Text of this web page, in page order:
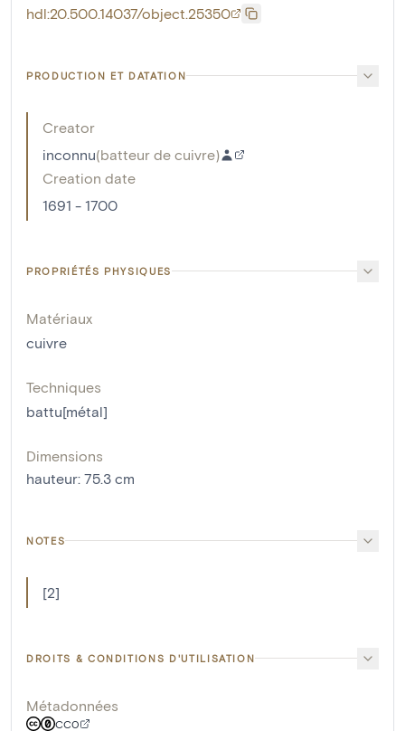
hdl:20.500.14037/object.25350
PRODUCTION ET DATATION
Creator
inconnu(batteur de cuivre)
Creation date
1691 - 1700
PROPRIÉTÉS PHYSIQUES
Matériaux
cuivre
Techniques
battu[métal]
Dimensions
hauteur: 75.3 cm
NOTES
[2]
DROITS & CONDITIONS D'UTILISATION
Métadonnées
CC0